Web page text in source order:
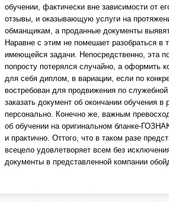
обучении, фактически вне зависимости от
отзывы, и оказывающую услуги на
обманщикам, а проданные документы
Наравне с этим не помешает разобраться в
имеющейся задачи. Непосредственно, эта
попросту потерялся случайно, а оформить
для себя диплом, в вариации, если по
востребован для продвижения по
заказать документ об окончании обучения
персонально. Конечно же, важным
об обучении на оригинальном бланке-
и практично. Оттого, что в таком разе
всецело удовлетворяет всем без
документы в представленной компании